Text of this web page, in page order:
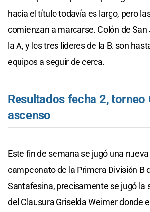
hacia el título todavía es largo, pero
comienzan a marcarse. Colón de
la A, y los tres líderes de la B, son
equipos a seguir de cerca.
Resultados fecha 2, torneo
ascenso
Este fin de semana se jugó una
campeonato de la Primera División B
Santafesina, precisamente se jugó la
del Clausura Griselda Weimer donde